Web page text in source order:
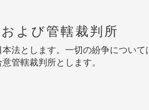
よび管轄裁判所
法とします。一切の紛争につい
管轄裁判所とします。